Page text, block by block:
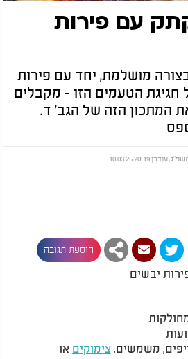
עם פירות
מושלמת, יחד עם פירות
חגיגת הטעמים הזו - מקבלים
המתכון הזה של הגב' ד.
הוספת תגובה
יבשים
משמשים,צימוקים או